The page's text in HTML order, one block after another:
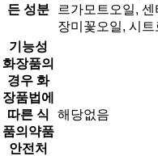
든 성분
르가모트오일,
장미꽃오일, 시
기능성
화장품의
경우 화
장품법에
따른 식
품의약품
안전처
해당없음